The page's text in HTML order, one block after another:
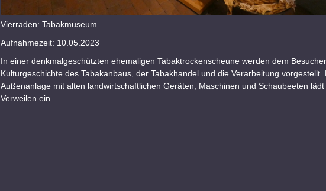
Vierraden: Tabakmuseum
Aufnahmezeit: 10.05.2023
In einer denkmalgeschützten ehemaligen Tabaktrockenscheune werden dem
Kulturgeschichte des Tabakanbaus, der Tabakhandel und die Verarbeitung vorgestellt.
Außenanlage mit alten landwirtschaftlichen Geräten, Maschinen und Schaubeeten lädt
Verweilen ein.